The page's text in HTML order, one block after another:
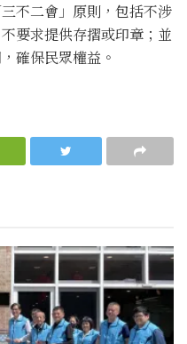
不二會」原則，包括不涉
要求提供存摺或印章；並
確保民眾權益。